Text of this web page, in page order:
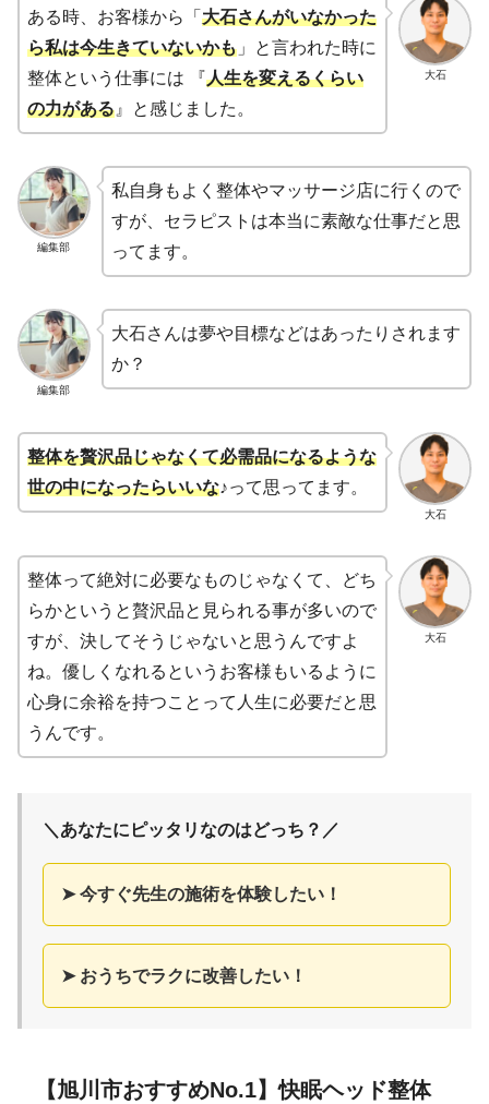
大石
ある時、お客様から「 大石さんがいなかった
ら私は今生きていないかも 」と言われた時に
整体という仕事には 『人生を変えるくらい
の力がある 』と感じました。
編集部
私自身もよく整体やマッサージ店に行くので
すが、セラピストは本当に素敵な仕事だと思
ってます。
編集部
大石さんは夢や目標などはあったりされます
か？
大石
整体を贅沢品じゃなくて必需品になるような
世の中になったらいいな♪って思ってます。
大石
整体って絶対に必要なものじゃなくて、どち
らかというと贅沢品と見られる事が多いので
すが、決してそうじゃないと思うんですよ
ね。優しくなれるというお客様もいるように
心身に余裕を持つことって人生に必要だと思
うんです。
＼あなたにピッタリなのはどっち？／
➤ 今すぐ先生の施術を体験したい！
➤ おうちでラクに改善したい！
【旭川市おすすめNo.1】快眠ヘッド整体